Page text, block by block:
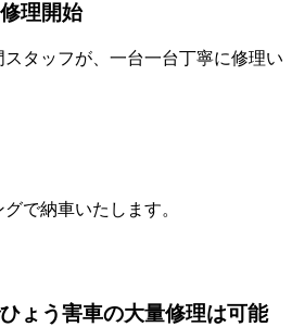
理開始
タッフが、一台一台丁寧に修理い
で納車いたします。
ょう害車の大量修理は可能